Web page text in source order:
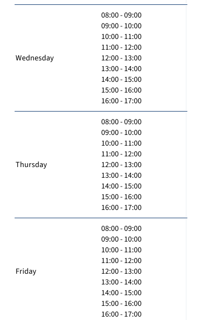
Wednesday
08:00 - 09:00
09:00 - 10:00
10:00 - 11:00
11:00 - 12:00
12:00 - 13:00
13:00 - 14:00
14:00 - 15:00
15:00 - 16:00
16:00 - 17:00
Thursday
08:00 - 09:00
09:00 - 10:00
10:00 - 11:00
11:00 - 12:00
12:00 - 13:00
13:00 - 14:00
14:00 - 15:00
15:00 - 16:00
16:00 - 17:00
Friday
08:00 - 09:00
09:00 - 10:00
10:00 - 11:00
11:00 - 12:00
12:00 - 13:00
13:00 - 14:00
14:00 - 15:00
15:00 - 16:00
16:00 - 17:00